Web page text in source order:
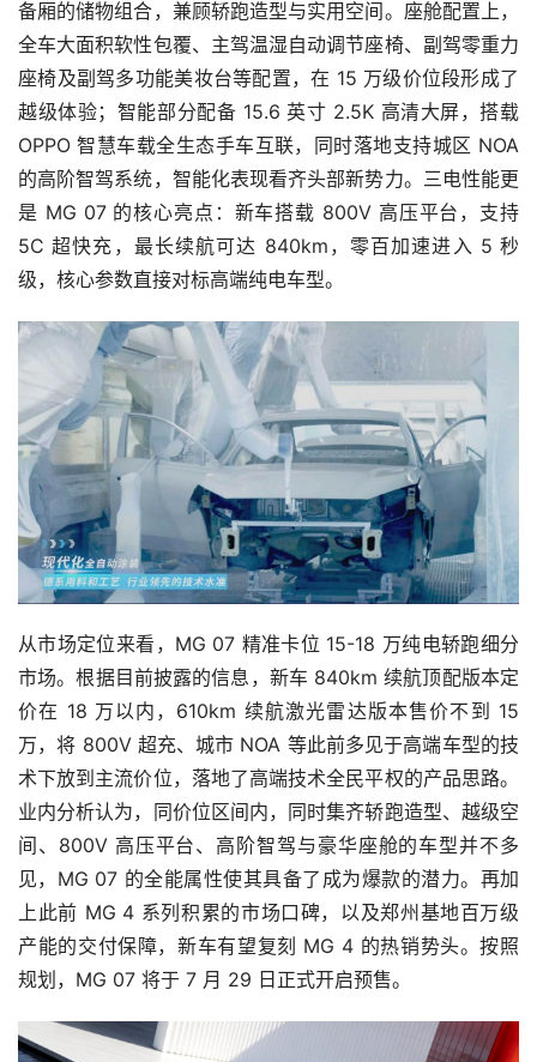
备厢的储物组合，兼顾轿跑造型与实用空间。座舱配置上，
全车大面积软性包覆、主驾温湿自动调节座椅、副驾零重力
座椅及副驾多功能美妆台等配置，在 15 万级价位段形成了
越级体验；智能部分配备 15.6 英寸 2.5K 高清大屏，搭载
OPPO 智慧车载全生态手车互联，同时落地支持城区 NOA
的高阶智驾系统，智能化表现看齐头部新势力。三电性能更
是 MG 07 的核心亮点：新车搭载 800V 高压平台，支持
5C 超快充，最长续航可达 840km，零百加速进入 5 秒
级，核心参数直接对标高端纯电车型。
从市场定位来看，MG 07 精准卡位 15-18 万纯电轿跑细分
市场。根据目前披露的信息，新车 840km 续航顶配版本定
价在 18 万以内，610km 续航激光雷达版本售价不到 15
万，将 800V 超充、城市 NOA 等此前多见于高端车型的技
术下放到主流价位，落地了高端技术全民平权的产品思路。
业内分析认为，同价位区间内，同时集齐轿跑造型、越级空
间、800V 高压平台、高阶智驾与豪华座舱的车型并不多
见，MG 07 的全能属性使其具备了成为爆款的潜力。再加
上此前 MG 4 系列积累的市场口碑，以及郑州基地百万级
产能的交付保障，新车有望复刻 MG 4 的热销势头。按照
规划，MG 07 将于 7 月 29 日正式开启预售。